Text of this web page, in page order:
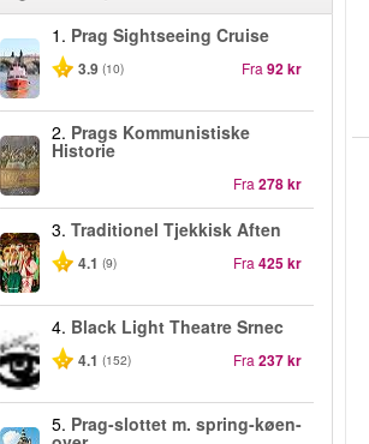
1. Prag Sightseeing Cruise
3.9 (10) Fra 92 kr
2. Prags Kommunistiske
Historie
Fra 278 kr
3. Traditionel Tjekkisk Aften
4.1 (9) Fra 425 kr
4. Black Light Theatre Srnec
4.1 (152) Fra 237 kr
5. Prag-slottet m. spring-køen-